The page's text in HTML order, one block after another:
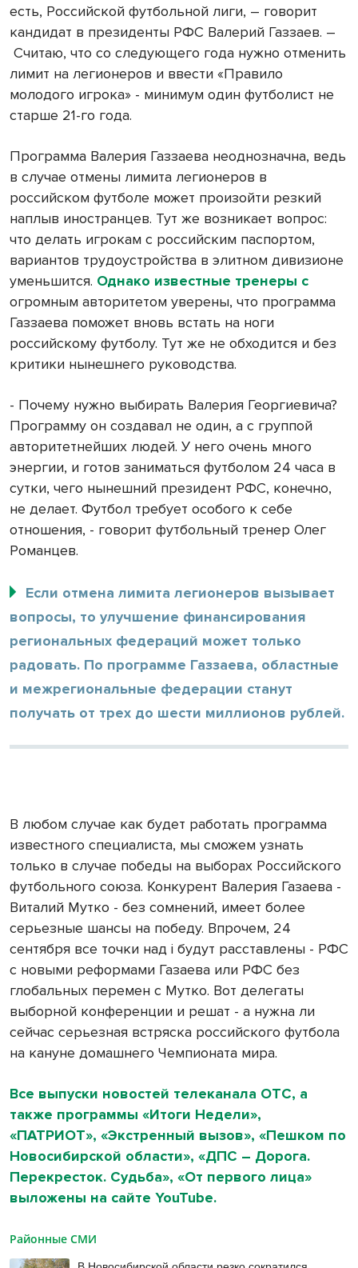
есть, Российской футбольной лиги, – говорит
кандидат в президенты РФС Валерий Газзаев. –
Считаю, что со следующего года нужно отменить
лимит на легионеров и ввести «Правило
молодого игрока» - минимум один футболист не
старше 21-го года.
Программа Валерия Газзаева неоднозначна, ведь
в случае отмены лимита легионеров в
российском футболе может произойти резкий
наплыв иностранцев. Тут же возникает вопрос:
что делать игрокам с российским паспортом,
вариантов трудоустройства в элитном дивизионе
уменьшится. Однако известные тренеры с
огромным авторитетом уверены, что программа
Газзаева поможет вновь встать на ноги
российскому футболу. Тут же не обходится и без
критики нынешнего руководства.
- Почему нужно выбирать Валерия Георгиевича?
Программу он создавал не один, а с группой
авторитетнейших людей. У него очень много
энергии, и готов заниматься футболом 24 часа в
сутки, чего нынешний президент РФС, конечно,
не делает. Футбол требует особого к себе
отношения, - говорит футбольный тренер Олег
Романцев.
Если отмена лимита легионеров вызывает
вопросы, то улучшение финансирования
региональных федераций может только
радовать. По программе Газзаева, областные
и межрегиональные федерации станут
получать от трех до шести миллионов рублей.
В любом случае как будет работать программа
известного специалиста, мы сможем узнать
только в случае победы на выборах Российского
футбольного союза. Конкурент Валерия Газаева -
Виталий Мутко - без сомнений, имеет более
серьезные шансы на победу. Впрочем, 24
сентября все точки над i будут расставлены - РФС
с новыми реформами Газаева или РФС без
глобальных перемен с Мутко. Вот делегаты
выборной конференции и решат - а нужна ли
сейчас серьезная встряска российского футбола
на кануне домашнего Чемпионата мира.
Все выпуски новостей телеканала ОТС, а
также программы «Итоги Недели»,
«ПАТРИОТ», «Экстренный вызов», «Пешком по
Новосибирской области», «ДПС – Дорога.
Перекресток. Судьба», «От первого лица»
выложены на сайте YouTube.
Районные СМИ